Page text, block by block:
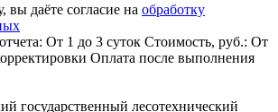
даёте согласие на обработку
От 1 до 3 суток Стоимость, руб.: От
Оплата после выполнения
государственный лесотехнический